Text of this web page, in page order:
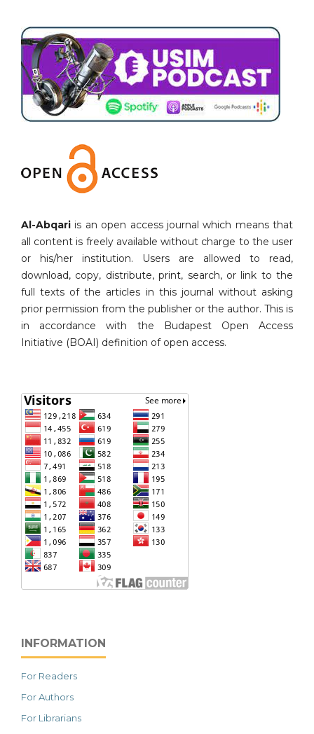
Al-Abqari is an open access journal which means that
all content is freely available without charge to the user
or his/her institution. Users are allowed to read,
download, copy, distribute, print, search, or link to the
full texts of the articles in this journal without asking
prior permission from the publisher or the author. This is
in accordance with the Budapest Open Access
Initiative (BOAI) definition of open access.
INFORMATION
For Readers
For Authors
For Librarians